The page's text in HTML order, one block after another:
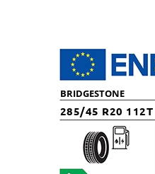
BRIDGESTONE
285/45 R20 112T